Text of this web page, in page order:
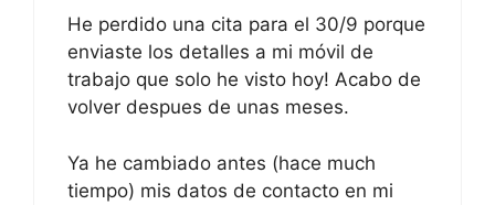
He perdido una cita para el 30/9 porque
enviaste los detalles a mi móvil de
trabajo que solo he visto hoy! Acabo de
volver despues de unas meses.
Ya he cambiado antes (hace much
tiempo) mis datos de contacto en mi